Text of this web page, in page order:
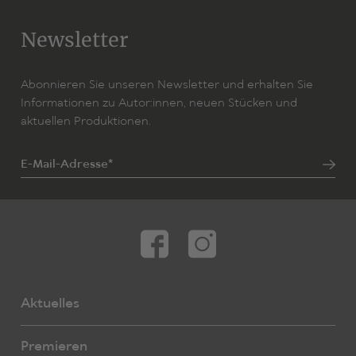
Newsletter
Abonnieren Sie unseren Newsletter und erhalten Sie
Informationen zu Autor:innen, neuen Stücken und
aktuellen Produktionen.
E-Mail-Adresse*
Aktuelles
Premieren